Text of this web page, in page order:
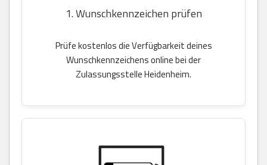
1. Wunschkennzeichen prüfen
Prüfe kostenlos die Verfügbarkeit deines
Wunschkennzeichens online bei der
Zulassungsstelle Heidenheim.